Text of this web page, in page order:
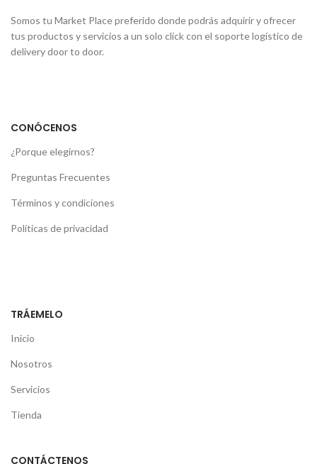
Somos tu Market Place preferido donde podrás adquirir y ofrecer
tus productos y servicios a un solo click con el soporte logístico de
delivery door to door.
CONÓCENOS
¿Porque elegirnos?
Preguntas Frecuentes
Términos y condiciones
Políticas de privacidad
TRÁEMELO
Inicio
Nosotros
Servicios
Tienda
CONTÁCTENOS